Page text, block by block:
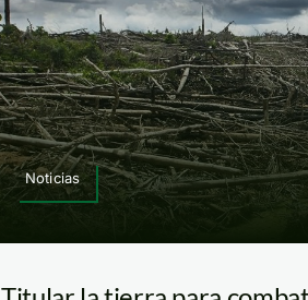
Noticias